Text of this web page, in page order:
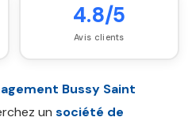
4.8/5
Avis clients
Bussy Saint
un société de